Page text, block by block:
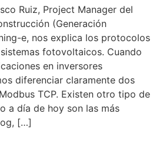
Ruiz, Project Manager del
(Generación
e, nos explica los protocolos
fotovoltaicos. Cuando
en inversores
diferenciar claramente dos
TCP. Existen otro tipo de
a día de hoy son las más
[…]